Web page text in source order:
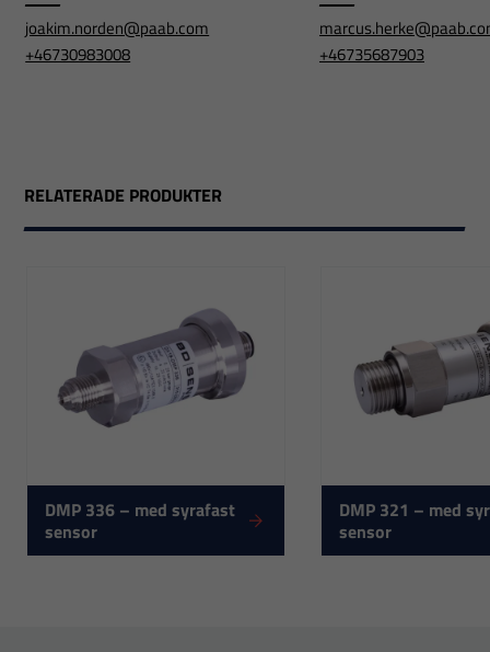
joakim.norden@paab.com
+46730983008
+46735687903
RELATERADE PRODUKTER
DMP 336 – med syrafast
sensor
DMP 321 – med
sensor
Nödvändiga
cookies går